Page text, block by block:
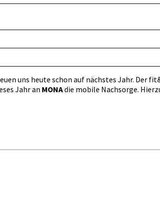
uns heute schon auf nächstes Jahr. Der
Jahr an MONAdie mobile Nachsorge.